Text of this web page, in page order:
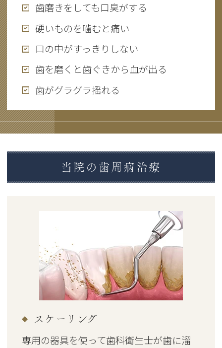
歯磨きをしても口臭がする
硬いものを噛むと痛い
口の中がすっきりしない
歯を磨くと歯ぐきから血が出る
歯がグラグラ揺れる
当院の歯周病治療
スケーリング
専用の器具を使って歯科衛生士が歯に溜